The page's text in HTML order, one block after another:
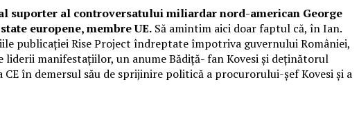
suporter al controversatului miliardar nord-american George
europene, membre UE. Să amintim aici doar faptul că, în Ian.
publicației Rise Project îndreptate împotriva guvernului României,
manifestațiilor, un anume Bădiță- fan Kovesi și deținătorul
în demersul său de sprijinire politică a procurorului-șef Kovesi și a